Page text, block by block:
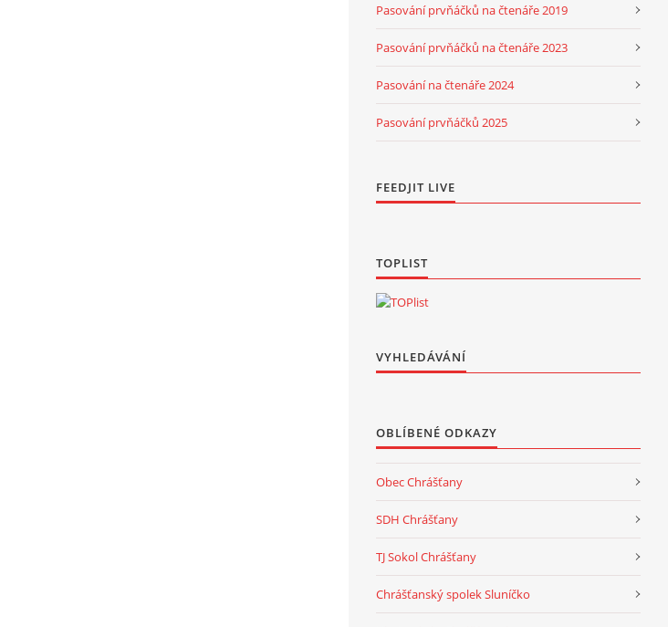
Pasování prvňáčků na čtenáře 2019
Pasování prvňáčků na čtenáře 2023
Pasování na čtenáře 2024
Pasování prvňáčků 2025
FEEDJIT LIVE
TOPLIST
VYHLEDÁVÁNÍ
OBLÍBENÉ ODKAZY
Obec Chrášťany
SDH Chrášťany
TJ Sokol Chrášťany
Chrášťanský spolek Sluníčko